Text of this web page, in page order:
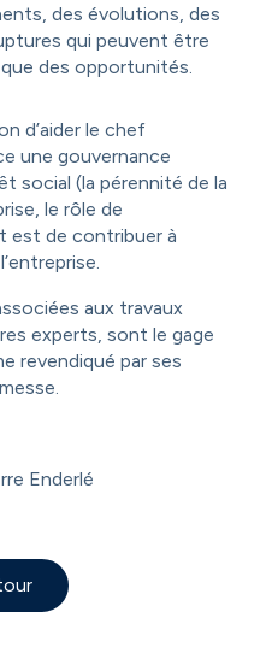
des évolutions, des
qui peuvent être
des opportunités.
d’aider le chef
une gouvernance
social (la pérennité de la
le rôle de
est de contribuer à
aux travaux
experts, sont le gage
revendiqué par ses
Enderlé